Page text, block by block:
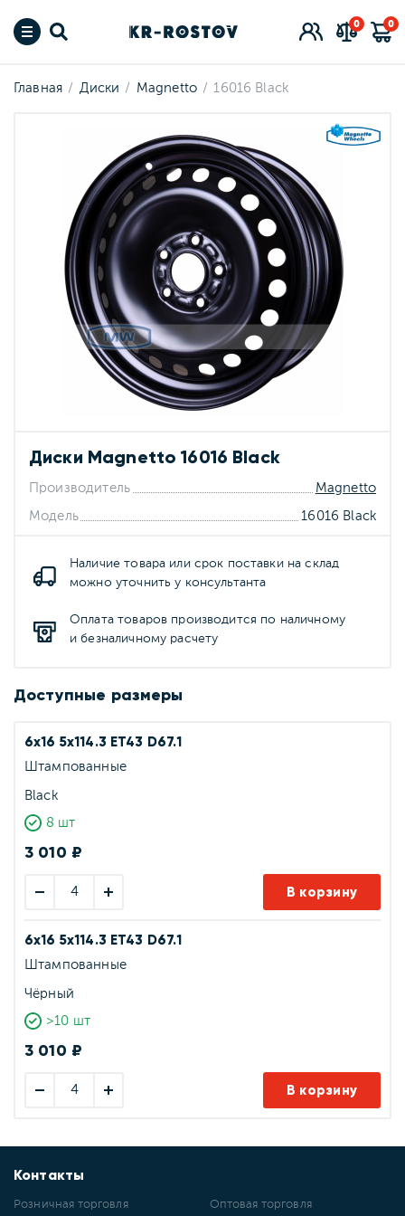
0 0
Главная Диски Magnetto 16016 Black
Диски Magnetto 16016 Black
Производитель Magnetto
Модель 16016 Black
Наличие товара или срок поставки на склад
можно уточнить у консультанта
Оплата товаров производится по наличному
и безналичному расчету
Доступные размеры
6x16 5x114.3 ET43 D67.1
Штампованные
Black
8 шт
3 010 ₽
В корзину
6x16 5x114.3 ET43 D67.1
Штампованные
Чёрный
>10 шт
3 010 ₽
В корзину
Контакты
Розничная торговля Оптовая торговля